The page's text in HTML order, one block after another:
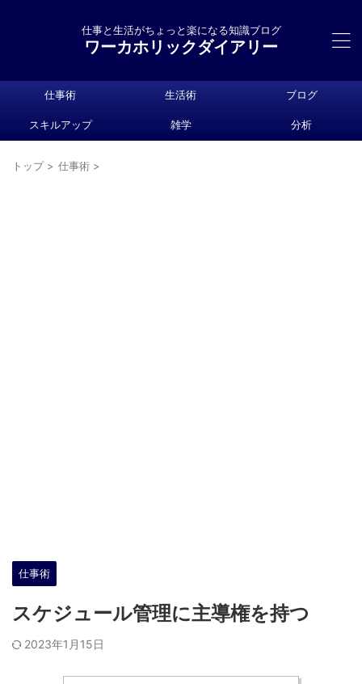
仕事と生活がちょっと楽になる知識ブログ
ワーカホリックダイアリー
仕事術 生活術 ブログ
スキルアップ 雑学 分析
トップ > 仕事術 >
仕事術
スケジュール管理に主導権を持つ
2023年1月15日